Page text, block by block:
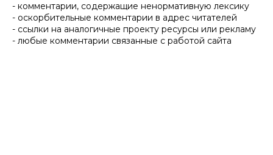
- комментарии, содержащие ненормативную лексику
- оскорбительные комментарии в адрес читателей
- ссылки на аналогичные проекту ресурсы или рекламу
- любые комментарии связанные с работой сайта